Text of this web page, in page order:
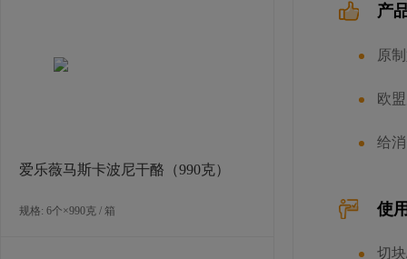
爱乐薇马斯卡波尼干酪（990克）
规格: 6个×990克 / 箱
产
原
欧
给
使
切